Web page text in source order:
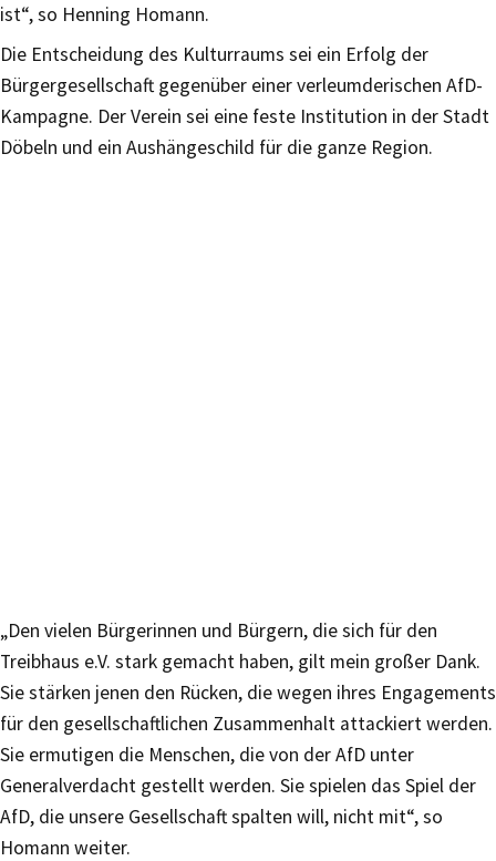
ist“, so Henning Homann.
Die Entscheidung des Kulturraums sei ein Erfolg der
Bürgergesellschaft gegenüber einer verleumderischen AfD-
Kampagne. Der Verein sei eine feste Institution in der Stadt
Döbeln und ein Aushängeschild für die ganze Region.
„Den vielen Bürgerinnen und Bürgern, die sich für den
Treibhaus e.V. stark gemacht haben, gilt mein großer Dank.
Sie stärken jenen den Rücken, die wegen ihres Engagements
für den gesellschaftlichen Zusammenhalt attackiert werden.
Sie ermutigen die Menschen, die von der AfD unter
Generalverdacht gestellt werden. Sie spielen das Spiel der
AfD, die unsere Gesellschaft spalten will, nicht mit“, so
Homann weiter.